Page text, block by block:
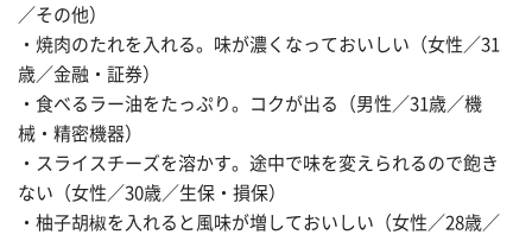
／その他）
・焼肉のたれを入れる。味が濃くなっておいしい（女性／31
歳／金融・証券）
・食べるラー油をたっぷり。コクが出る（男性／31歳／機
械・精密機器）
・スライスチーズを溶かす。途中で味を変えられるので飽き
ない（女性／30歳／生保・損保）
・柚子胡椒を入れると風味が増しておいしい（女性／28歳／